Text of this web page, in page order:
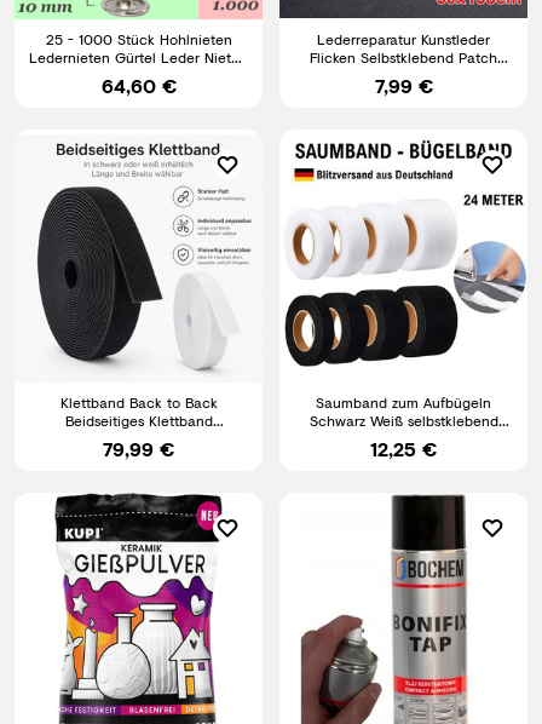
25 - 1000 Stück Hohlnieten
Ledernieten Gürtel Leder Nieten
Gürtelnieten Zierniet
64,60 €
Lederreparatur Kunstleder
Flicken Selbstklebend Patch
Sofa AutositzeReparatur
7,99 €
Klettband Back to Back
Beidseitiges Klettband
Kabelbinder Klett
Wiederverwend
79,99 €
Saumband zum Aufbügeln
Schwarz Weiß selbstklebend
24m Bügelband doppelseitig Set
12,25 €